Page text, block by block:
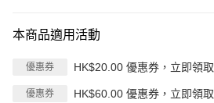
本商品適用活動
優惠券 HK$20.00 優惠券，立即領取
優惠券 HK$60.00 優惠券，立即領取